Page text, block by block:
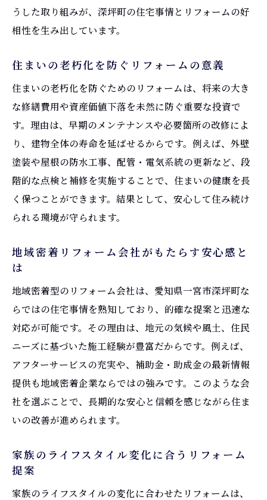
うした取り組みが、深坪町の住宅事情とリフォームの好
相性を生み出しています。
住まいの老朽化を防ぐリフォームの意義
住まいの老朽化を防ぐためのリフォームは、将来の大き
な修繕費用や資産価値下落を未然に防ぐ重要な投資で
す。理由は、早期のメンテナンスや必要箇所の改修によ
り、建物全体の寿命を延ばせるからです。例えば、外壁
塗装や屋根の防水工事、配管・電気系統の更新など、段
階的な点検と補修を実施することで、住まいの健康を長
く保つことができます。結果として、安心して住み続け
られる環境が守られます。
地域密着リフォーム会社がもたらす安心感と
は
地域密着型のリフォーム会社は、愛知県一宮市深坪町な
らではの住宅事情を熟知しており、的確な提案と迅速な
対応が可能です。その理由は、地元の気候や風土、住民
ニーズに基づいた施工経験が豊富だからです。例えば、
アフターサービスの充実や、補助金・助成金の最新情報
提供も地域密着企業ならではの強みです。このような会
社を選ぶことで、長期的な安心と信頼を感じながら住ま
いの改善が進められます。
家族のライフスタイル変化に合うリフォーム
提案
家族のライフスタイルの変化に合わせたリフォームは、